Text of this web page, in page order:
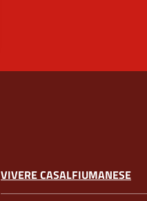
VIVERE CASALFIUMANESE